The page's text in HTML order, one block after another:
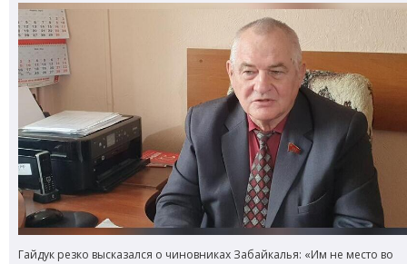
Гайдук резко высказался о чиновниках Забайкалья: «Им не место во